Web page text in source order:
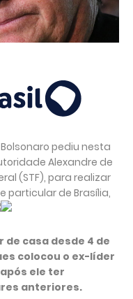
pediu nesta
Alexandre de
(STF), para realizar
particular de Brasília,
casa desde 4 de
colocou o ex-líder
ele ter
anteriores.